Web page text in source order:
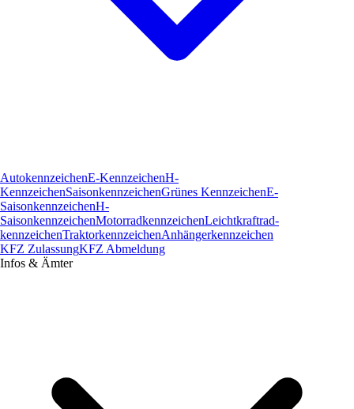
AutokennzeichenE-KennzeichenH-
KennzeichenSaisonkennzeichenGrünes KennzeichenE-
SaisonkennzeichenH-
SaisonkennzeichenMotorradkennzeichenLeichtkraftrad­
kennzeichenTraktorkennzeichenAnhängerkennzeichen
KFZ ZulassungKFZ Abmeldung
Infos & Ämter